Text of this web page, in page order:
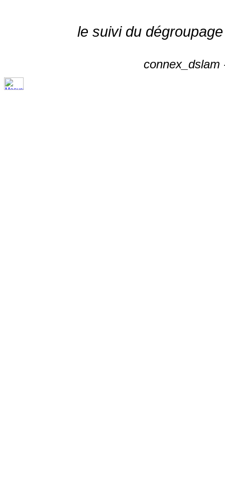
le suivi du
connex_dslam